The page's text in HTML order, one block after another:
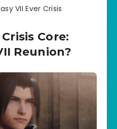
VII Ever Crisis
Core:
Reunion?